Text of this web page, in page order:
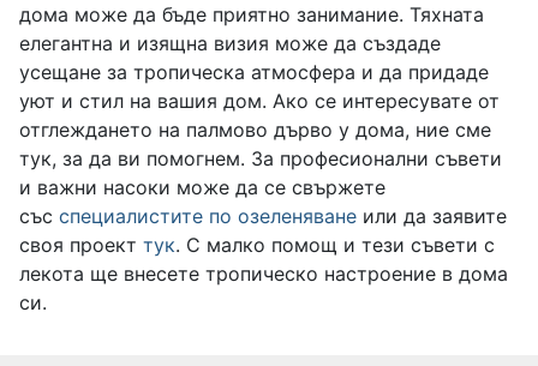
дома може да бъде приятно занимание. Тяхната
елегантна и изящна визия може да създаде
усещане за тропическа атмосфера и да придаде
уют и стил на вашия дом. Ако се интересувате от
отглеждането на палмово дърво у дома, ние сме
тук, за да ви помогнем. За професионални съвети
и важни насоки може да се свържете
със специалистите по озеленяване или да заявите
своя проект тук. С малко помощ и тези съвети с
лекота ще внесете тропическо настроение в дома
си.